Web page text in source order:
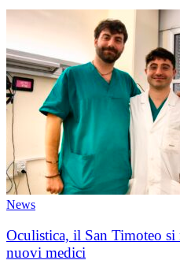
News
Oculistica, il San Timoteo
nuovi medici